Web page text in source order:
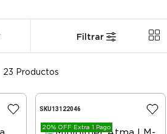
Filtrar
23 Productos
SKU13122046
20% OFF Extra 1 Pago